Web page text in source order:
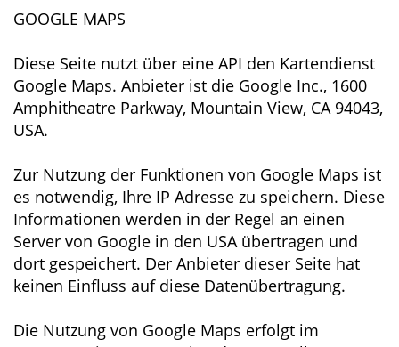
GOOGLE MAPS
Diese Seite nutzt über eine API den Kartendienst
Google Maps. Anbieter ist die Google Inc., 1600
Amphitheatre Parkway, Mountain View, CA 94043,
USA.
Zur Nutzung der Funktionen von Google Maps ist
es notwendig, Ihre IP Adresse zu speichern. Diese
Informationen werden in der Regel an einen
Server von Google in den USA übertragen und
dort gespeichert. Der Anbieter dieser Seite hat
keinen Einfluss auf diese Datenübertragung.
Die Nutzung von Google Maps erfolgt im